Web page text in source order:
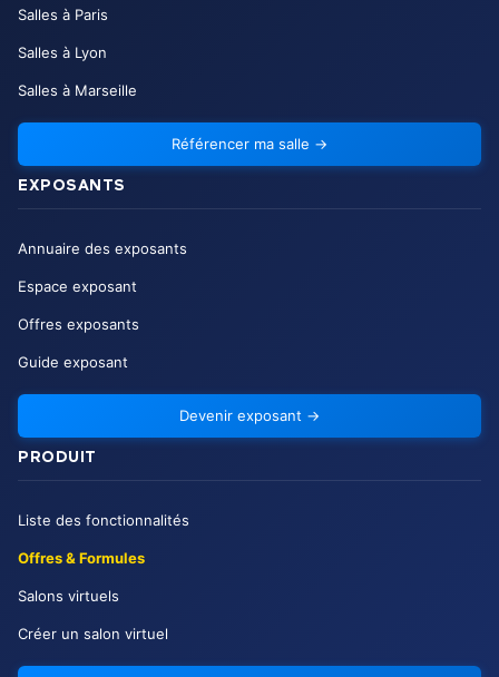
Salles à Paris
Salles à Lyon
Salles à Marseille
Référencer ma salle →
EXPOSANTS
Annuaire des exposants
Espace exposant
Offres exposants
Guide exposant
Devenir exposant →
PRODUIT
Liste des fonctionnalités
Offres & Formules
Salons virtuels
Créer un salon virtuel